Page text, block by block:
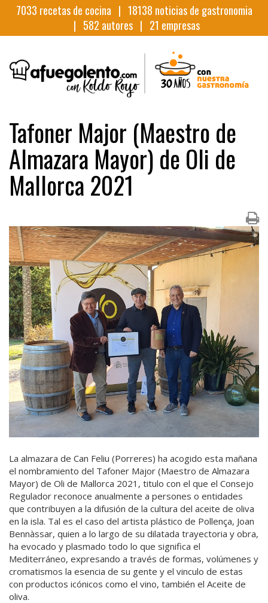
7033 recetas de cocina | 18138 noticias de gastronomia
| 582 autores | 21 empresas
Tafoner Major (Maestro de
Almazara Mayor) de Oli de
Mallorca 2021
La almazara de Can Feliu (Porreres) ha acogido esta mañana
el nombramiento del Tafoner Major (Maestro de Almazara
Mayor) de Oli de Mallorca 2021, titulo con el que el Consejo
Regulador reconoce anualmente a persones o entidades
que contribuyen a la difusión de la cultura del aceite de oliva
en la isla. Tal es el caso del artista plástico de Pollença, Joan
Bennàssar, quien a lo largo de su dilatada trayectoria y obra,
ha evocado y plasmado todo lo que significa el
Mediterráneo, expresando a través de formas, volúmenes y
cromatismos la esencia de su gente y el vinculo de estas
con productos icónicos como el vino, también el Aceite de
oliva.